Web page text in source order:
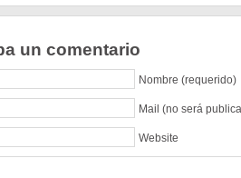
un comentario
Nombre (requerido)
Mail (no será
Website